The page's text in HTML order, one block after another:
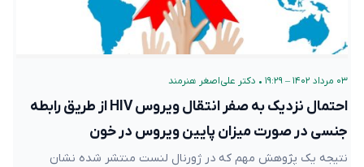
۰۳ مرداد ۱۴۰۲ – ۱۹:۲۹ • دکتر علی‌اصغر هنرمند
احتمال نزدیک به صفر انتقال ویروس HIV از طریق رابطه
جنسی در صورت میزان پایین ویروس در خون
نتیجه یک پژوهش مهم که در ژورنال لنست منتشر شده نشان